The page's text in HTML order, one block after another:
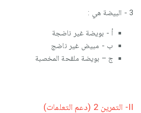
3 - البيضة هي :
أ - بويضة غير ناضجة
ب - مبيض غير ناضج
ج – بويضة ملقحة المخصبة
II- التمرين 2 (دعم التعلمات)